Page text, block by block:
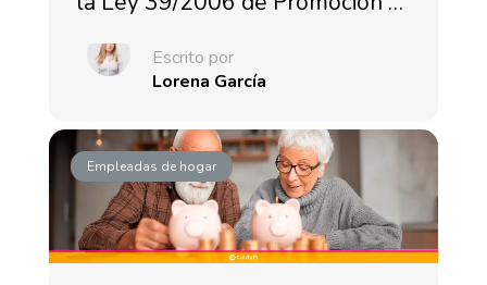
Escrito por
Lorena García
Empleadas de hogar